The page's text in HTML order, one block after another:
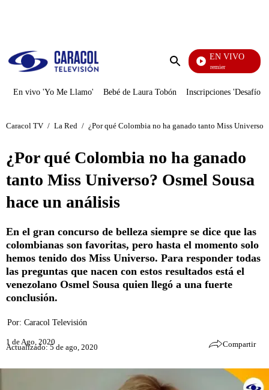
Enviar
EN VIVO
Noches De Premier
En vivo 'Yo Me Llamo' Bebé de Laura Tobón Inscripciones 'Desafío'
Caracol TV / La Red / ¿Por qué Colombia no ha ganado tanto Miss Universo?
¿Por qué Colombia no ha ganado
tanto Miss Universo? Osmel Sousa
hace un análisis
En el gran concurso de belleza siempre se dice que las
colombianas son favoritas, pero hasta el momento solo
hemos tenido dos Miss Universo. Para responder todas
las preguntas que nacen con estos resultados está el
venezolano Osmel Sousa quien llegó a una fuerte
conclusión.
Por: Caracol Televisión
1 de Ago, 2020
Actualizado: 5 de ago, 2020 Compartir